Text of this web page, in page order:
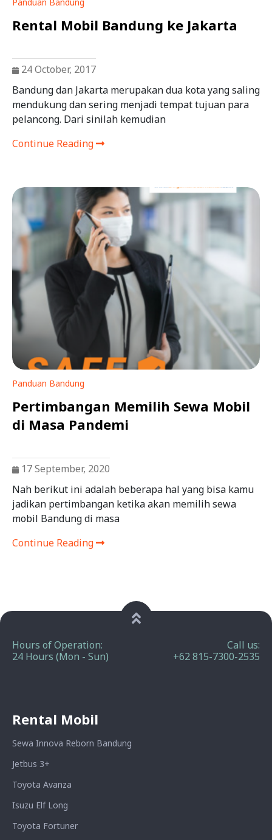
Rental Mobil Bandung ke Jakarta
24 October, 2017
Bandung dan Jakarta merupakan dua kota yang saling
mendukung dan sering menjadi tempat tujuan para
pelancong. Dari sinilah kemudian
Continue Reading
Panduan Bandung
Pertimbangan Memilih Sewa Mobil
di Masa Pandemi
17 September, 2020
Nah berikut ini adalah beberapa hal yang bisa kamu
jadikan pertimbangan ketika akan memilih sewa
mobil Bandung di masa
Continue Reading
Hours of Operation:
24 Hours (Mon - Sun)
Call us:
+62 815-7300-2535
Rental Mobil
Sewa Innova Reborn Bandung
Jetbus 3+
Toyota Avanza
Isuzu Elf Long
Toyota Fortuner